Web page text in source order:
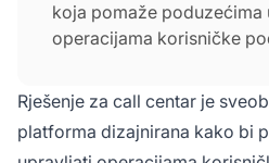
koja pomaže poduzećima
operacijama korisničke
Pojednostavljuje proces
e-poštom, chatovima i
kupcima, poboljšavajući
Rješenje za call centar je
platforma dizajnirana kako bi